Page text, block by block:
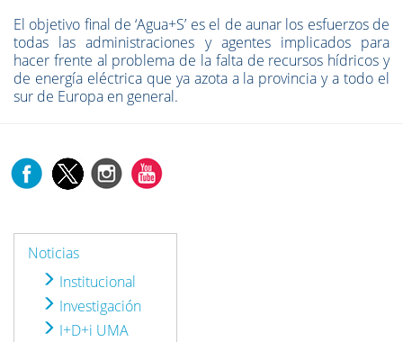
El objetivo final de ‘Agua+S’ es el de aunar los esfuerzos de
todas las administraciones y agentes implicados para
hacer frente al problema de la falta de recursos hídricos y
de energía eléctrica que ya azota a la provincia y a todo el
sur de Europa en general.
Noticias
Institucional
Investigación
I+D+i UMA